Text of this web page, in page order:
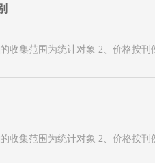
收集范围为统计对象 2、价格按
收集范围为统计对象 2、价格按